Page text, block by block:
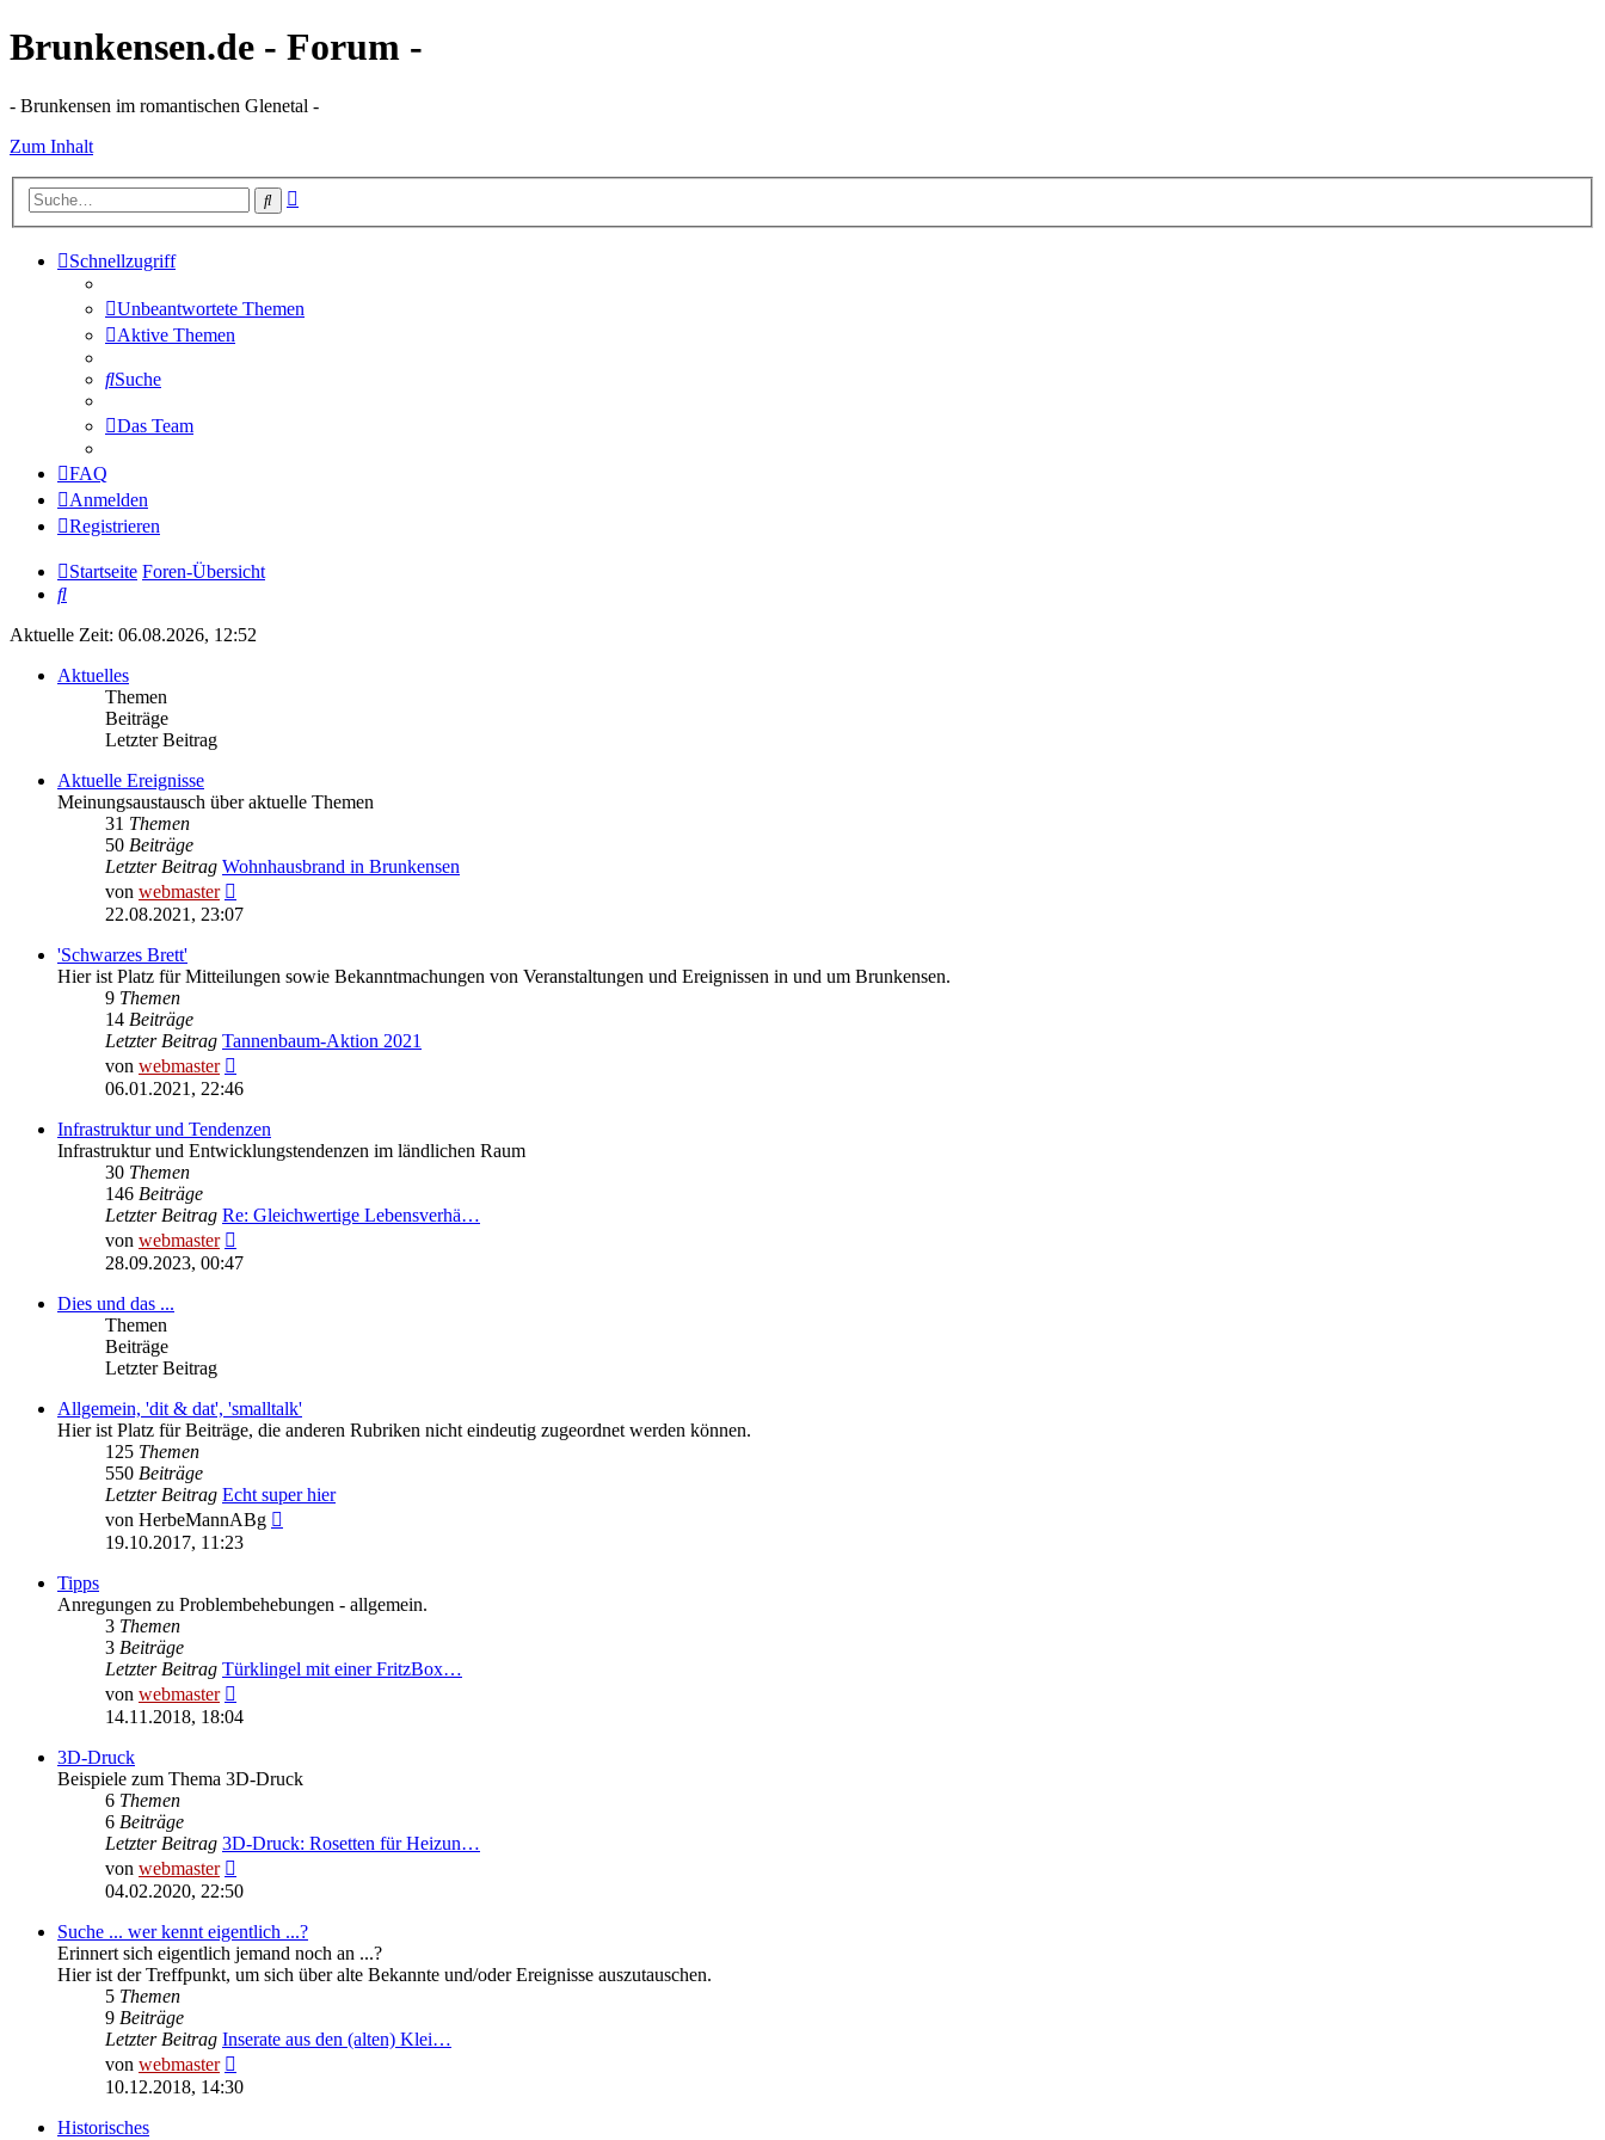
Brunkensen.de - Forum -
- Brunkensen im romantischen Glenetal -
Zum Inhalt
Suche
Schnellzugriff
Unbeantwortete Themen
Aktive Themen
Suche
Das Team
FAQ
Anmelden
Registrieren
Startseite Foren-Übersicht
Suche
Aktuelle Zeit: 06.08.2026, 12:52
Aktuelles
Themen
Beiträge
Letzter Beitrag
Aktuelle Ereignisse
Meinungsaustausch über aktuelle Themen
31 Themen
50 Beiträge
Letzter Beitrag Wohnhausbrand in Brunkensen
von webmaster
Beitrag
22.08.2021, 23:07
'Schwarzes Brett'
Hier ist Platz für Mitteilungen sowie Bekanntmachungen von Veranstaltungen und Ereignissen in und um Brunkensen.
9 Themen
14 Beiträge
Letzter Beitrag Tannenbaum-Aktion 2021
von webmaster
Beitrag
06.01.2021, 22:46
Infrastruktur und Tendenzen
Infrastruktur und Entwicklungstendenzen im ländlichen Raum
30 Themen
146 Beiträge
Letzter Beitrag Re: Gleichwertige Lebensverhä…
von webmaster
Beitrag
28.09.2023, 00:47
Dies und das ...
Themen
Beiträge
Letzter Beitrag
Allgemein, 'dit & dat', 'smalltalk'
Hier ist Platz für Beiträge, die anderen Rubriken nicht eindeutig zugeordnet werden können.
125 Themen
550 Beiträge
Letzter Beitrag Echt super hier
von HerbeMannABg
19.10.2017, 11:23
Tipps
Anregungen zu Problembehebungen - allgemein.
3 Themen
3 Beiträge
Letzter Beitrag Türklingel mit einer FritzBox…
von webmaster
Beitrag
14.11.2018, 18:04
3D-Druck
Beispiele zum Thema 3D-Druck
6 Themen
6 Beiträge
Letzter Beitrag 3D-Druck: Rosetten für Heizun…
von webmaster
Beitrag
04.02.2020, 22:50
Suche ... wer kennt eigentlich ...?
Erinnert sich eigentlich jemand noch an ...?
Hier ist der Treffpunkt, um sich über alte Bekannte und/oder Ereignisse auszutauschen.
5 Themen
9 Beiträge
Letzter Beitrag Inserate aus den (alten) Klei…
von webmaster
Beitrag
10.12.2018, 14:30
Historisches